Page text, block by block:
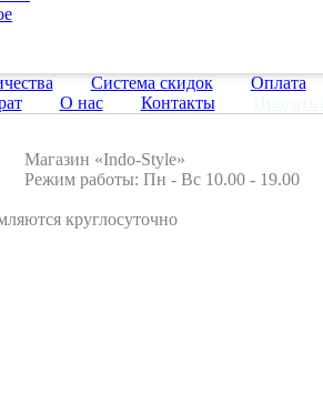
Система скидок
Оплата
О нас Контакты
Магазин «Indo-Style»
Режим работы: Пн - Вс 10.00 - 19.00
круглосуточно